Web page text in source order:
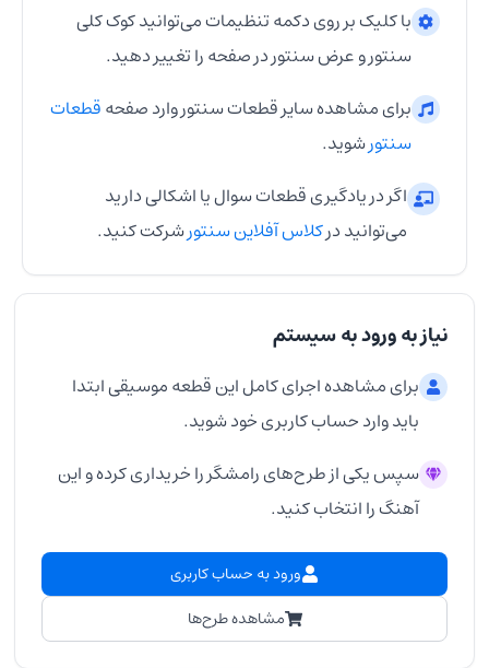
با کلیک بر روی دکمه تنظیمات می‌توانید کوک کلی
سنتورو عرضسنتوردر صفحه را تغییر دهید.
برای مشاهده سایر قطعاتسنتوروارد صفحهقطعات
سنتورشوید.
اگر در یادگیری قطعات سوال یا اشکالی دارید
می‌توانید درکلاس آفلاین سنتورشرکت کنید.
نیاز به ورود به سیستم
برای مشاهده اجرای کامل این قطعه موسیقی ابتدا
باید وارد حساب کاربری خود شوید.
سپس یکی از طرح‌های رامشگر را خریداری کرده و این
آهنگ را انتخاب کنید.
ورود به حساب کاربری
مشاهده طرح‌ها